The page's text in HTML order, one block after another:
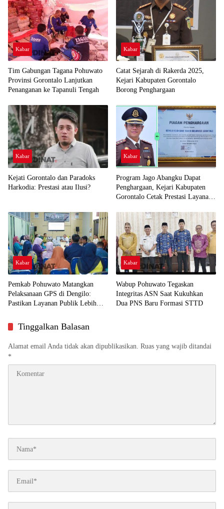
Kabar
Tim Gabungan Tagana Pohuwato
Provinsi Gorontalo Lanjutkan
Penanganan ke Tapanuli Tengah
Kabar
Catat Sejarah di Rakerda 2025,
Kejari Kabupaten Gorontalo
Borong Penghargaan
Kabar
Kejati Gorontalo dan Paradoks
Harkodia: Prestasi atau Ilusi?
Kabar
Program Jago Abangku Dapat
Penghargaan, Kejari Kabupaten
Gorontalo Cetak Prestasi Layanan
Kabar
Pemkab Pohuwato Matangkan
Pelaksanaan GPS di Dengilo:
Pastikan Layanan Publik Lebih
Kabar
Wabup Pohuwato Tegaskan
Integritas ASN Saat Kukuhkan
Dua PNS Baru Formasi STTD
Tinggalkan Balasan
Alamat email Anda tidak akan dipublikasikan. Ruas yang wajib ditandai
*